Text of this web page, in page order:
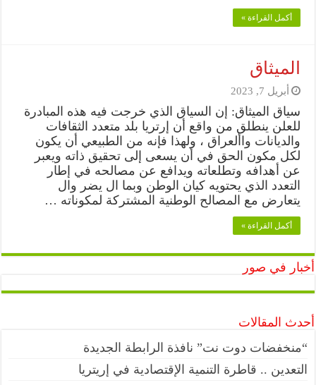
أكمل القراءة »
الميثاق
أبريل 7, 2023
سياق الميثاق: إن السياق الذي خرجت فيه هذه المبادرة
للعلن ينطلق من واقع أن إرتريا بلد متعدد الثقافات
والديانات واألعراق ، ولهذا فإنه من الطبيعي أن يكون
لكل مكون الحق في أن يسعى إلى تحقيق ذاته ويعبر
عن أهدافه وتطلعاته ويدافع عن مصالحه في إطار
التعدد الذي يحتويه كيان الوطن وبما ال يضر وال
يتعارض مع المصالح الوطنية المشتركة لمكوناته …
أكمل القراءة »
أخبار في صور
أحدث المقالات
“منخفضات دوت نت” نافذة الرابطة الجديدة
التعدين .. قاطرة التنمية الإقتصادية في إريتريا